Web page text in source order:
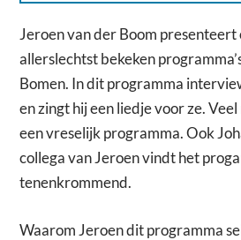
Jeroen van der Boom presenteert
allerslechtst bekeken
Bomen. In dit programma
en zingt hij een liedje voor ze.
een vreselijk programma. Ook
collega van Jeroen vindt het
tenenkrommend.
Waarom Jeroen dit programma